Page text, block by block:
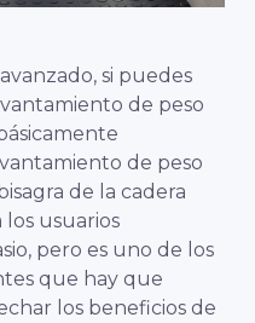
si puedes
de peso
de peso
de la cadera
usuarios
pero es uno de los
que hay que
los beneficios de